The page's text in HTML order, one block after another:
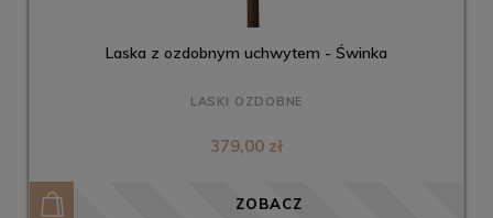
Laska z ozdobnym uchwytem - Świnka
LASKI OZDOBNE
379,00 zł
ZOBACZ